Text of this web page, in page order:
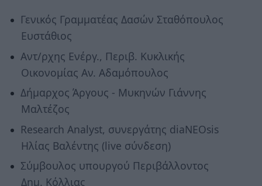
Γενικός Γραμματέας Δασών Σταθόπουλος
Ευστάθιος
Αντ/ρχης Ενέργ., Περιβ. Κυκλικής
Οικονομίας Αν. Αδαμόπουλος
Δήμαρχος Άργους - Μυκηνών Γιάννης
Μαλτέζος
Research Analyst, συνεργάτης diaΝΕΟsis
Ηλίας Βαλέντης (live σύνδεση)
Σύμβουλος υπουργού Περιβάλλοντος
Δημ. Κόλλιας